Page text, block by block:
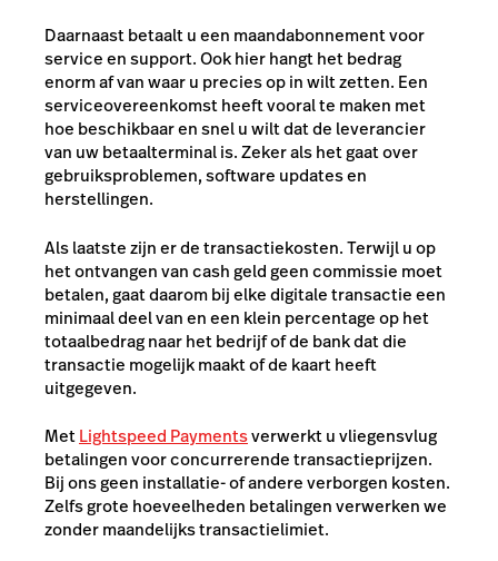
Daarnaast betaalt u een maandabonnement voor
service en support. Ook hier hangt het bedrag
enorm af van waar u precies op in wilt zetten. Een
serviceovereenkomst heeft vooral te maken met
hoe beschikbaar en snel u wilt dat de leverancier
van uw betaalterminal is. Zeker als het gaat over
gebruiksproblemen, software updates en
herstellingen.
Als laatste zijn er de transactiekosten. Terwijl u op
het ontvangen van cash geld geen commissie moet
betalen, gaat daarom bij elke digitale transactie een
minimaal deel van en een klein percentage op het
totaalbedrag naar het bedrijf of de bank dat die
transactie mogelijk maakt of de kaart heeft
uitgegeven.
MetLightspeed Paymentsverwerkt u vliegensvlug
betalingen voor concurrerende transactieprijzen.
Bij ons geen installatie- of andere verborgen kosten.
Zelfs grote hoeveelheden betalingen verwerken we
zonder maandelijks transactielimiet.